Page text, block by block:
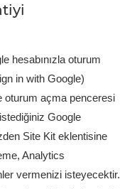
hesabınızla oturum
in with Google)
oturum açma penceresi
Google
Site Kit eklentisine
Analytics
vermenizi isteyecektir.